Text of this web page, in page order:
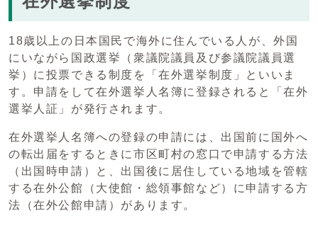
18歳以上の日本国民で海外に住んでいる人が、外国
にいながら国政選挙（衆議院議員及び参議院議員選
挙）に投票できる制度を「在外選挙制度」といいま
す。申請をして在外選挙人名簿に登録されると「在外
選挙人証」が発行されます。
在外選挙人名簿への登録の申請には、出国前に国外へ
の転出届をするときに市区町村の窓口で申請する方法
（出国時申請）と、出国後に居住している地域を管轄
する在外公館（大使館・総領事館など）に申請する方
法（在外公館申請）があります。